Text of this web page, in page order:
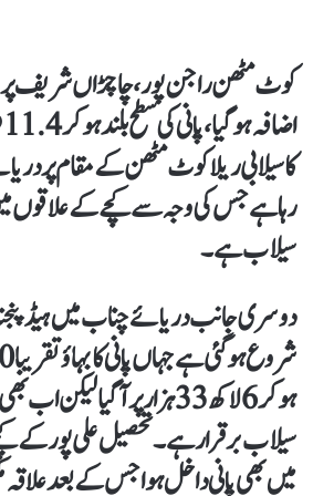
کوٹ مٹھن راجن پور ،چاچڑاں شریف پر
کا سیلابی ریلاکوٹ مٹھن کے مقام پر
رہا ہےجس کی وجہ سے کچے کے علاقوں
سیلاب ہے۔
دوسری جانب دریائے چناب میں ہیڈ پنجند
ہوکر 6لاکھ 33ہزار پر آگیا
سیلاب برقرار ہے۔تحصیل علی پور کے
میں بھی پانی داخل ہوا جس کےبعد علاقہ